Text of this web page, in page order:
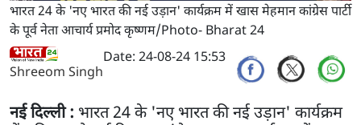
भारत 24 के 'नए भारत की नई उड़ान' कार्यक्रम में खास मेहमान कांग्रेस पार्टी
के पूर्व नेता आचार्य प्रमोद कृष्णम/Photo- Bharat 24
Shreeom Singh
Date: 24-08-24 15:53
नई दिल्ली : भारत 24 के 'नए भारत की नई उड़ान' कार्यक्रम